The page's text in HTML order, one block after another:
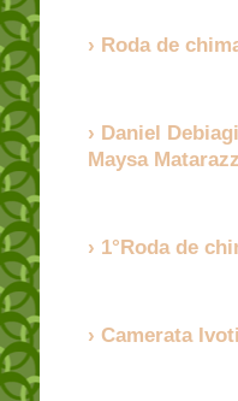
Roda de
Daniel
Maysa
1°Roda de
Camerata